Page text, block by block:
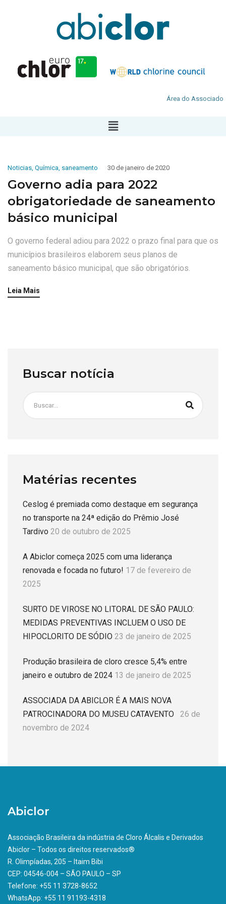
Área do Associado
Noticias, Química, saneamento 30 de janeiro de 2020
Governo adia para 2022
obrigatoriedade de saneamento
básico municipal
O governo federal adiou para 2022 o prazo final para que os
municípios brasileiros elaborem seus planos de
saneamento básico municipal, que são obrigatórios.
Leia Mais
Buscar notícia
Matérias recentes
Ceslog é premiada como destaque em segurança
no transporte na 24ª edição do Prêmio José
Tardivo 20 de outubro de 2025
A Abiclor começa 2025 com uma liderança
renovada e focada no futuro! 17 de fevereiro de
2025
SURTO DE VIROSE NO LITORAL DE SÃO PAULO:
MEDIDAS PREVENTIVAS INCLUEM O USO DE
HIPOCLORITO DE SÓDIO 23 de janeiro de 2025
Produção brasileira de cloro cresce 5,4% entre
janeiro e outubro de 2024 13 de janeiro de 2025
ASSOCIADA DA ABICLOR É A MAIS NOVA
PATROCINADORA DO MUSEU CATAVENTO
26 de
novembro de 2024
Abiclor
Associação Brasileira da indústria de Cloro Álcalis e Derivados
Abiclor – Todos os direitos reservados®
R. Olimpíadas, 205 – Itaim Bibi
CEP: 04546-004 – SÃO PAULO – SP
Telefone: +55 11 3728-8652
WhatsApp: +55 11 91193-4318